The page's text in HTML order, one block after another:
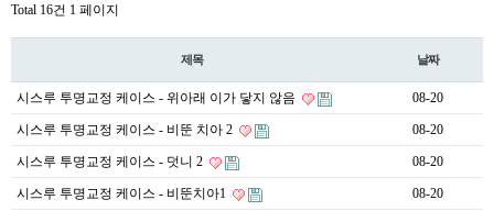
Total 16건 1 페이지
제목 날짜
시스루 투명교정 케이스 - 위아래 이가 닿지 않음 08-20
시스루 투명교정 케이스 - 비뚠 치아 2 08-20
시스루 투명교정 케이스 - 덧니 2 08-20
시스루 투명교정 케이스 - 비뚠치아1 08-20